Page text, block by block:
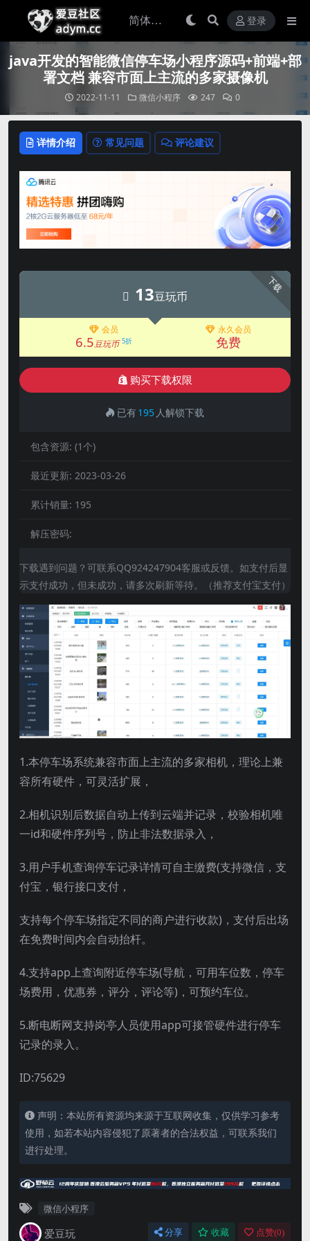
登录
java开发的智能微信停车场小程序源码+前端+部
署文档 兼容市面上主流的多家摄像机
2022-11-11 微信小程序 247 0
详情介绍 常见问题 评论建议
下载
13豆玩币
会员
6.5豆玩币 5折
永久会员
免费
购买下载权限
已有195 人解锁下载
包含资源: (1个)
最近更新: 2023-03-26
累计销量: 195
解压密码:
下载遇到问题？可联系QQ924247904客服或反馈。如支付后显
示支付成功，但未成功，请多次刷新等待。（推荐支付宝支付）
1.本停车场系统兼容市面上主流的多家相机，理论上兼
容所有硬件，可灵活扩展，
2.相机识别后数据自动上传到云端并记录，校验相机唯
一id和硬件序列号，防止非法数据录入，
3.用户手机查询停车记录详情可自主缴费(支持微信，支
付宝，银行接口支付，
支持每个停车场指定不同的商户进行收款)，支付后出场
在免费时间内会自动抬杆。
4.支持app上查询附近停车场(导航，可用车位数，停车
场费用，优惠券，评分，评论等)，可预约车位。
5.断电断网支持岗亭人员使用app可接管硬件进行停车
记录的录入。
ID:75629
声明：本站所有资源均来源于互联网收集，仅供学习参考
使用，如若本站内容侵犯了原著者的合法权益，可联系我们
进行处理。
微信小程序
爱豆玩 分享 收藏 点赞(0)